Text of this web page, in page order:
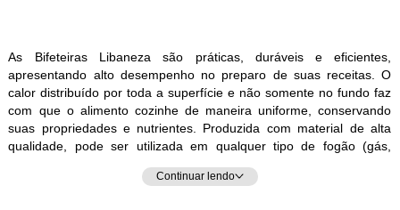
As Bifeteiras Libaneza são práticas, duráveis e eficientes,
apresentando alto desempenho no preparo de suas receitas. O
calor distribuído por toda a superfície e não somente no fundo faz
com que o alimento cozinhe de maneira uniforme, conservando
suas propriedades e nutrientes. Produzida com material de alta
qualidade, pode ser utilizada em qualquer tipo de fogão (gás,
Continuar lendo